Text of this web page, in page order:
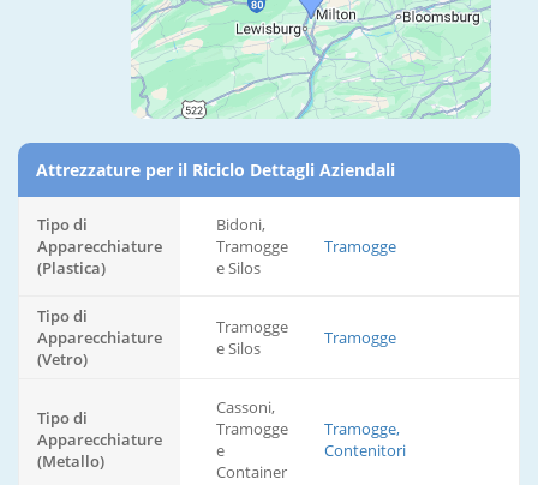
Attrezzature per il Riciclo Dettagli Aziendali
Tipo di
Apparecchiature
(Plastica)
Bidoni,
Tramogge
e Silos
Tramogge
Tipo di
Apparecchiature
(Vetro)
Tramogge
e Silos
Tramogge
Tipo di
Apparecchiature
(Metallo)
Cassoni,
Tramogge
e
Container
Tramogge,
Contenitori